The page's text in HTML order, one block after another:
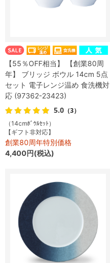
【55％OFF相当】 【創業80周
年】 ブリッジ ボウル 14cm 5点
セット 電子レンジ温め 食洗機対
応 (97362-23423)
5.0 （3）
（14cmﾎﾞｳﾙｾｯﾄ）
【ギフト非対応】
創業80周年特別価格
4,400円(税込)